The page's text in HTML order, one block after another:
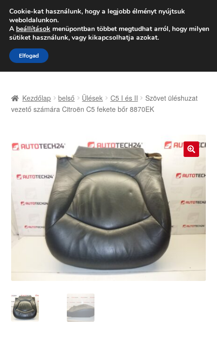
SZÁLLÍTÁS 2618 Ft-tól
Hétfő-Péntek 9:00–16:0006 80 088 054
Ugrás
a
navigációhoz
Kilépés
a
tartalomba
Adatvédelmi irányelvek
Kapcsolatba lépni
Kifizetések
Panasz
Panaszkezelési szabályzat
Saját fiókom
Kezdőlap belső Ülések C5 I és II
Szövet üléshuzat
vezető számára Citroën C5 fekete bőr 8870EK
Cookie-kat használunk, hogy a legjobb élményt nyújtsuk
weboldalunkon.
A beállítások menüpontban többet megtudhat arról, hogy milyen
sütiket használunk, vagy kikapcsolhatja azokat.
Elfogad